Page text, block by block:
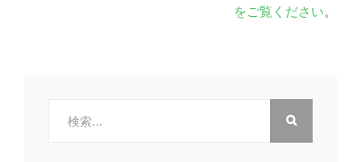
をご覧ください。